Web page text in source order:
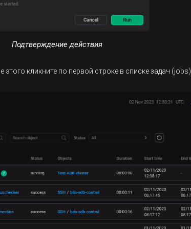
Подтверждение действия
кликните по первой строке в списке задач (jobs).